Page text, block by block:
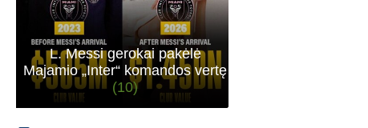
„Juventus“ klubo
Bouaddi persikėlimo
L. Messi gerokai pakėlė
Majamio „Inter“ komandos vertę
(10)